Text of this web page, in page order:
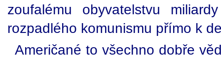
zoufalému obyvatelstvu
rozpadlého komunismu přímo k
Američané to všechno dobře